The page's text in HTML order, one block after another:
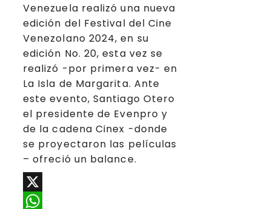
Venezuela realizó una nueva
edición del Festival del Cine
Venezolano 2024, en su
edición No. 20, esta vez se
realizó -por primera vez- en
La Isla de Margarita. Ante
este evento, Santiago Otero
el presidente de Evenpro y
de la cadena Cinex -donde
se proyectaron las películas
– ofreció un balance.
X